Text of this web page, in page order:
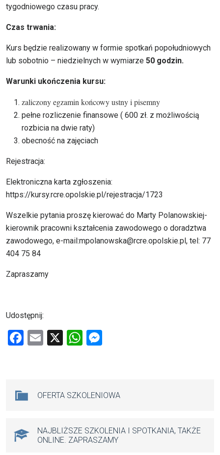
tygodniowego czasu pracy.
Czas trwania:
Kurs będzie realizowany w formie spotkań popołudniowych
lub sobotnio – niedzielnych w wymiarze 50 godzin.
Warunki ukończenia kursu:
zaliczony egzamin końcowy ustny i pisemny
pełne rozliczenie finansowe ( 600 zł. z możliwością
rozbicia na dwie raty)
obecność na zajęciach
Rejestracja:
Elektroniczna karta zgłoszenia:
https://kursy.rcre.opolskie.pl/rejestracja/1723
Wszelkie pytania proszę kierować do Marty Polanowskiej-
kierownik pracowni kształcenia zawodowego o doradztwa
zawodowego, e-mail:mpolanowska@rcre.opolskie.pl, tel: 77
404 75 84
Zapraszamy
Udostępnij:
F
o
k
E
X
W
A
p
g
OFERTA SZKOLENIOWA
NAJBLIŻSZE SZKOLENIA I SPOTKANIA, TAKŻE
ONLINE. ZAPRASZAMY